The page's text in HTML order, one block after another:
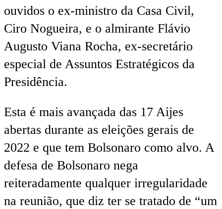
ouvidos o ex-ministro da Casa Civil,
Ciro Nogueira, e o almirante Flávio
Augusto Viana Rocha, ex-secretário
especial de Assuntos Estratégicos da
Presidência.
Esta é mais avançada das 17 Aijes
abertas durante as eleições gerais de
2022 e que tem Bolsonaro como alvo. A
defesa de Bolsonaro nega
reiteradamente qualquer irregularidade
na reunião, que diz ter se tratado de “um